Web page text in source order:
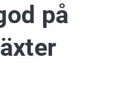
på